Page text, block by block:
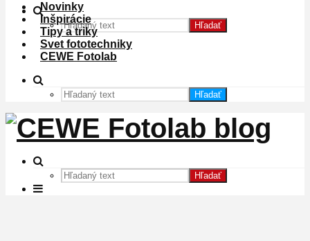
Hľadať
Novinky
Inšpirácie
Tipy a triky
Svet fototechniky
CEWE Fotolab
Hľadať
Hľadať